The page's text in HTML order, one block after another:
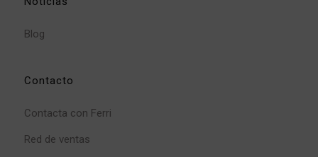
Blog
Contacto
Contacta con Ferri
Red de ventas